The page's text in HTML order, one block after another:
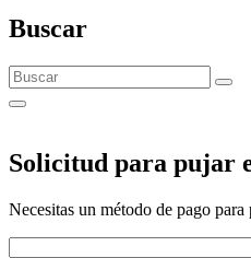
Buscar
Solicitud para pujar
Necesitas un método de pago para